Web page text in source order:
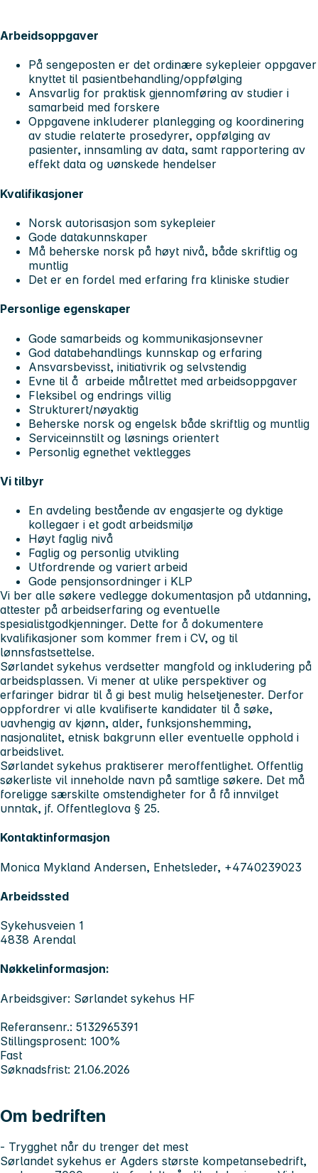
Arbeidsoppgaver
På sengeposten er det ordinære sykepleier oppgaver
knyttet til pasientbehandling/oppfølging
Ansvarlig for praktisk gjennomføring av studier i
samarbeid med forskere
Oppgavene inkluderer planlegging og koordinering
av studie relaterte prosedyrer, oppfølging av
pasienter, innsamling av data, samt rapportering av
effekt data og uønskede hendelser
Kvalifikasjoner
Norsk autorisasjon som sykepleier
Gode datakunnskaper
Må beherske norsk på høyt nivå, både skriftlig og
muntlig
Det er en fordel med erfaring fra kliniske studier
Personlige egenskaper
Gode samarbeids og kommunikasjonsevner
God databehandlings kunnskap og erfaring
Ansvarsbevisst, initiativrik og selvstendig
Evne til å arbeide målrettet med arbeidsoppgaver
Fleksibel og endrings villig
Strukturert/nøyaktig
Beherske norsk og engelsk både skriftlig og muntlig
Serviceinnstilt og løsnings orientert
Personlig egnethet vektlegges
Vi tilbyr
En avdeling bestående av engasjerte og dyktige
kollegaer i et godt arbeidsmiljø
Høyt faglig nivå
Faglig og personlig utvikling
Utfordrende og variert arbeid
Gode pensjonsordninger i KLP
Vi ber alle søkere vedlegge dokumentasjon på utdanning,
attester på arbeidserfaring og eventuelle
spesialistgodkjenninger. Dette for å dokumentere
kvalifikasjoner som kommer frem i CV, og til
lønnsfastsettelse.
Sørlandet sykehus verdsetter mangfold og inkludering på
arbeidsplassen. Vi mener at ulike perspektiver og
erfaringer bidrar til å gi best mulig helsetjenester. Derfor
oppfordrer vi alle kvalifiserte kandidater til å søke,
uavhengig av kjønn, alder, funksjonshemming,
nasjonalitet, etnisk bakgrunn eller eventuelle opphold i
arbeidslivet.
Sørlandet sykehus praktiserer meroffentlighet. Offentlig
søkerliste vil inneholde navn på samtlige søkere. Det må
foreligge særskilte omstendigheter for å få innvilget
unntak, jf. Offentleglova § 25.
Kontaktinformasjon
Monica Mykland Andersen, Enhetsleder, +4740239023
Arbeidssted
Sykehusveien 1
4838 Arendal
Nøkkelinformasjon:
Arbeidsgiver: Sørlandet sykehus HF
Referansenr.: 5132965391
Stillingsprosent: 100%
Fast
Søknadsfrist: 21.06.2026
Om bedriften
- Trygghet når du trenger det mest
Sørlandet sykehus er Agders største kompetansebedrift,